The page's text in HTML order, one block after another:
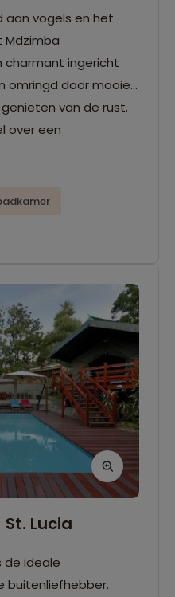
aan vogels en het
charmant ingericht
omringd door mooie
van de rust.
over een
Lucia
de ideale
buitenliefhebber.